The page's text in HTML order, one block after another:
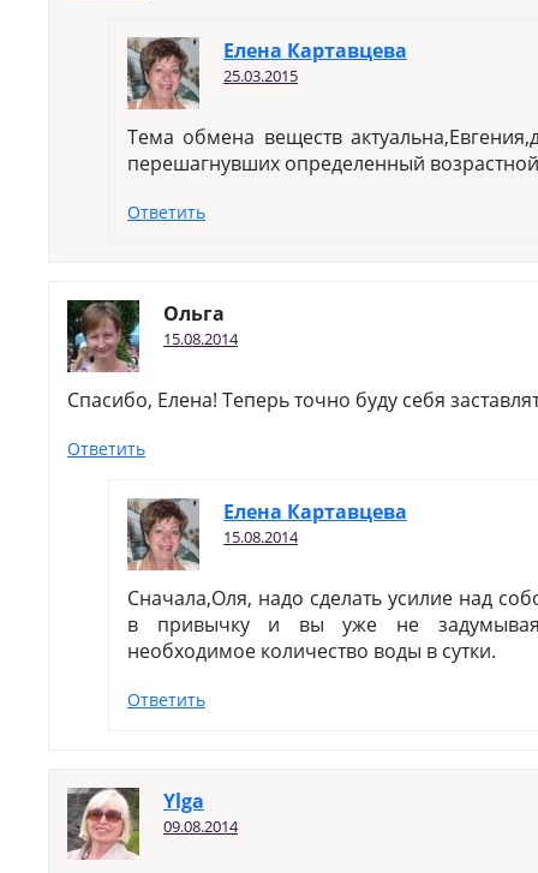
Елена Картавцева
25.03.2015
Тема обмена веществ
перешагнувших определенный
Ответить
Ольга
15.08.2014
Спасибо, Елена! Теперь точно буду себя
Ответить
Елена Картавцева
15.08.2014
Сначала,Оля, надо сделать усилие над
в привычку и вы уже не
необходимое количество воды в сутки.
Ответить
Ylga
09.08.2014